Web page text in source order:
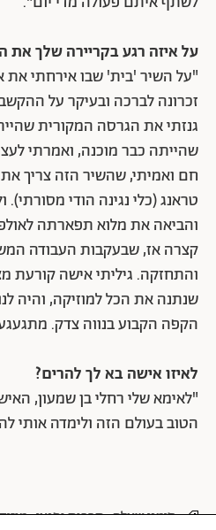
על איזה רגע בקריירה שלך את
"על השיר 'בית' שבו אירחתי את
זכרונה לברכה ובעיקר על
גנזתי את הגרסה המקורית
שהייתה כבר מוכנה, ואמרתי
חם ואמיתי, שהשיר הזה צריך את
טראנג (כלי נגינה הודי
והביאה את מלוא תפארתה
קצרה אז, שבעקבות העבודה
והתחזקה. גיליתי אישה קורעת
שנתנה את הכל למוזיקה, והיה
הקפה הקבוע בנווה צדק.
לאיזו אישה בא לך להרים?
"לאימא שלי רחלי בן שמעון,
הטוב בעולם הזה ולימדה אותי
סימני שאלה תרבות ופנאי